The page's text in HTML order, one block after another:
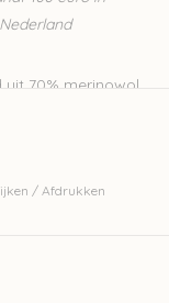
70% merinowol
/ Afdrukken